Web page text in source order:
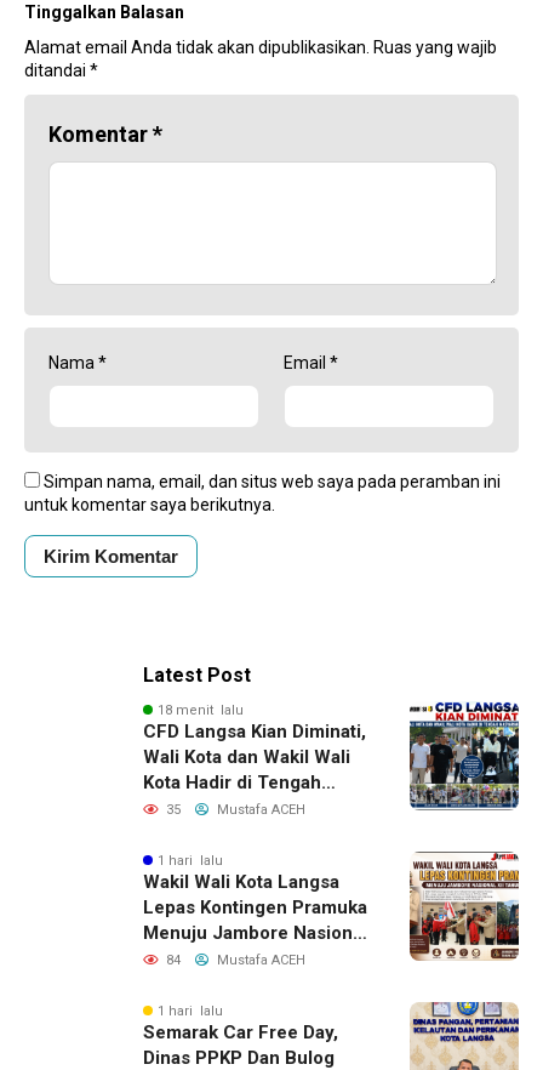
Tinggalkan Balasan
Alamat email Anda tidak akan dipublikasikan. Ruas yang wajib
ditandai *
Komentar*
Nama * Email *
Simpan nama, email, dan situs web saya pada peramban ini
untuk komentar saya berikutnya.
Latest Post
18 menit lalu
CFD Langsa Kian Diminati,
Wali Kota dan Wakil Wali
Kota Hadir di Tengah
Masyarakat
35 Mustafa ACEH
1 hari lalu
Wakil Wali Kota Langsa
Lepas Kontingen Pramuka
Menuju Jambore Nasional
XII Tahun 2026
84 Mustafa ACEH
1 hari lalu
Semarak Car Free Day,
Dinas PPKP Dan Bulog